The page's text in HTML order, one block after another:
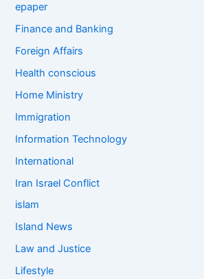
epaper
Finance and Banking
Foreign Affairs
Health conscious
Home Ministry
Immigration
Information Technology
International
Iran Israel Conflict
islam
Island News
Law and Justice
Lifestyle